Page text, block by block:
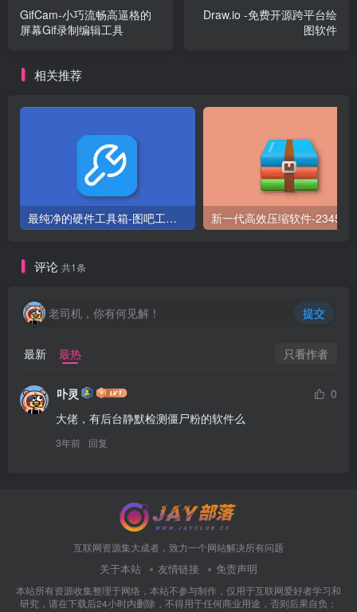
GifCam-小巧流畅高逼格的
屏幕Gif录制编辑工具
Draw.io -免费开源跨平台绘
图软件
相关推荐
最纯净的硬件工具箱-图吧工具箱
评论 共1条
老司机，你有何见解！ 提交
最新 最热 只看作者
卟灵
0
大佬，有后台静默检测僵尸粉的软件么
3年前 回复
互联网资源集大成者，致力一个网站解决所有问题
关于本站 友情链接 免责声明
本站所有资源收集整理于网络，本站不参与制作，仅用于互联网爱好者学习和
研究，请在下载后24小时内删除，不得用于任何商业用途，否则后果自负；